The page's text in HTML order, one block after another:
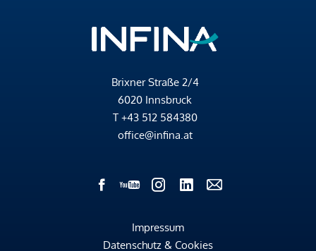
Brixner Straße 2/4
6020 Innsbruck
T +43 512 584380
office@infina.at
Impressum
Datenschutz & Cookies